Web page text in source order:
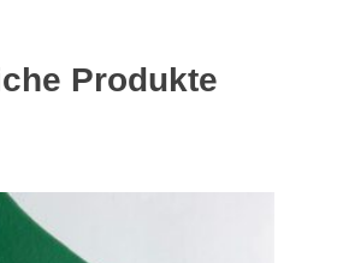
Produkte